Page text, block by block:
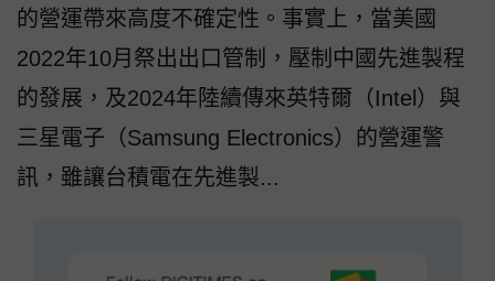
的營運帶來高度不確定性。事實上，當美國
2022年10月祭出出口管制，壓制中國先進製程
的發展，及2024年陸續傳來英特爾（Intel）與
三星電子（Samsung Electronics）的營運警
訊，雖讓台積電在先進製...